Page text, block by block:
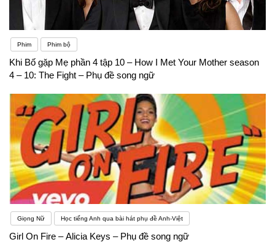
Phim Phim bộ
Khi Bố gặp Mẹ phần 4 tập 10 – How I Met Your Mother season
4 – 10: The Fight – Phụ đề song ngữ
Giọng Nữ Học tiếng Anh qua bài hát phụ đề Anh-Việt
Girl On Fire – Alicia Keys – Phụ đề song ngữ